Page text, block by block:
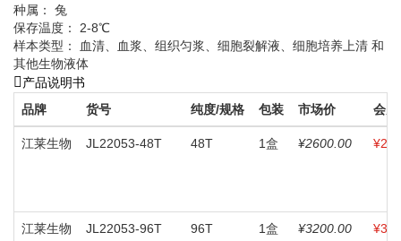
种属： 兔
保存温度： 2-8℃
样本类型： 血清、血浆、组织匀浆、细胞裂解液、细胞培养上清 和
其他生物液体
产品说明书
品牌
货号 纯度/规格 包装 市场价 会员
江莱生物 JL22053-48T 48T 1盒 ¥2600.00
江莱生物 JL22053-96T 96T 1盒 ¥3200.00